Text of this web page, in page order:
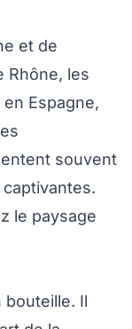
et de
Rhône, les
Espagne,
souvent
le paysage
bouteille. Il